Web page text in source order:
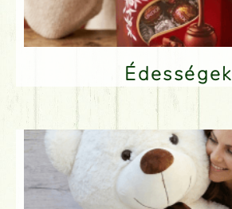
Édességek